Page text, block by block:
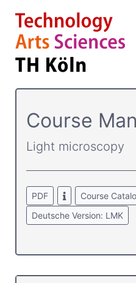
Course­
Light microscopy
PDF
Course
Deutsche Version: LMK